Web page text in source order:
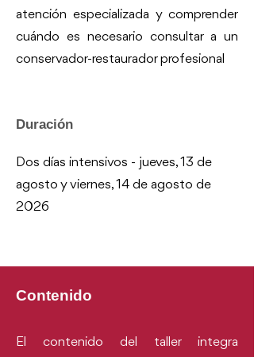
atención especializada y comprender
cuándo es necesario consultar a un
conservador-restaurador profesional
Duración
Dos días intensivos - jueves, 13 de
agosto y viernes, 14 de agosto de
2026
Contenido ​
El contenido del taller integra